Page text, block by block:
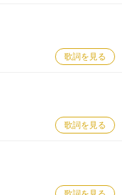
歌詞を見る
歌詞を見る